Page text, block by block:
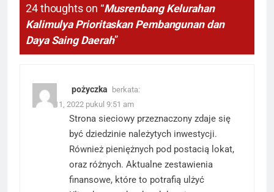
24 thoughts on “Musrenbang Kelurahan
Kalimulya Prioritaskan Pembangunan dan
Daya Saing Daerah”
pożyczka
berkata:
Maret 11, 2022 pukul 9:51 am
Strona sieciowy przeznaczony zdaje się
być dziedzinie należytych inwestycji.
Również pieniężnych pod postacią lokat,
oraz różnych. Aktualne zestawienia
finansowe, które to potrafią ulżyć